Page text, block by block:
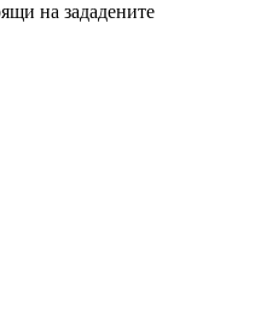
на зададените